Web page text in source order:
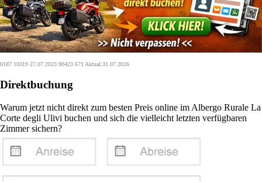
6187 10319 27.07.2023 90423 671 Aktual:31.07.2026
Direktbuchung
Warum jetzt nicht direkt zum besten Preis online im Albergo Rurale La
Corte degli Ulivi buchen und sich die vielleicht letzten verfügbaren
Zimmer sichern?